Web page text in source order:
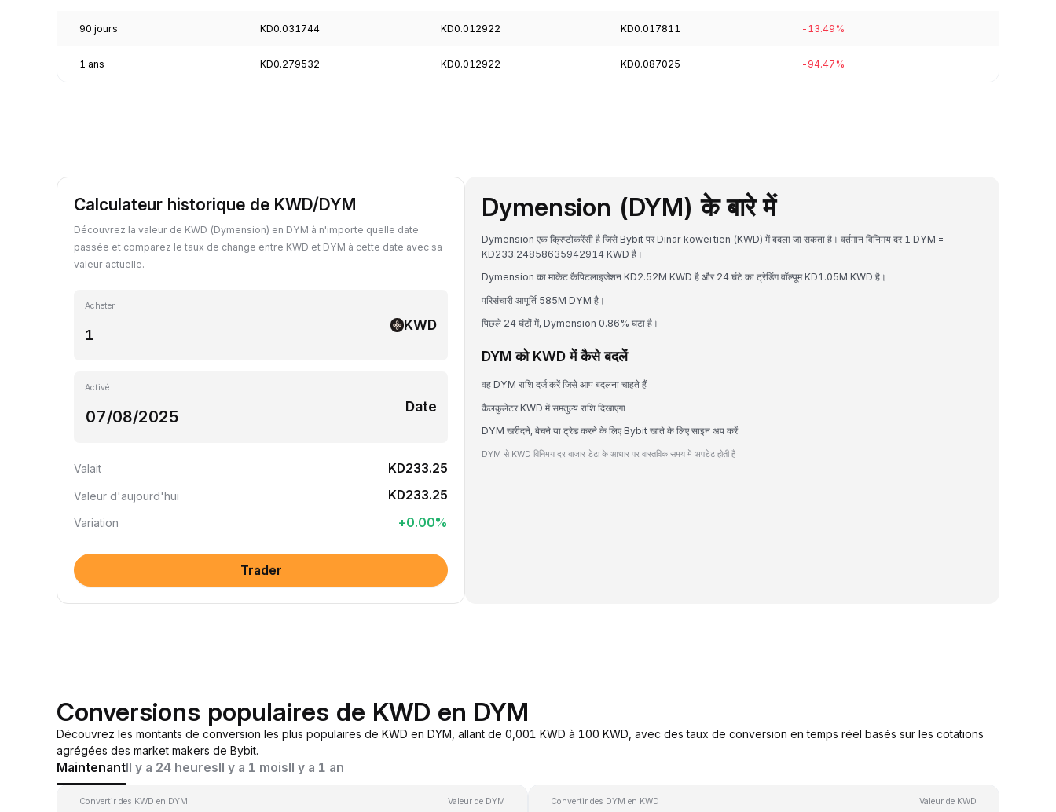
90 jours KD0.031744 KD0.012922 KD0.017811 -13.49%
1 ans KD0.279532 KD0.012922 KD0.087025 -94.47%
Calculateur historique de KWD/DYM
Découvrez la valeur de KWD (Dymension) en DYM à n'importe quelle date
passée et comparez le taux de change entre KWD et DYM à cette date avec sa
valeur actuelle.
Acheter
KWD
Activé
Date
Valait KD233.25
Valeur d'aujourd'hui KD233.25
Variation +0.00%
Trader
Dymension (DYM) के बारे में
Dymension एक क्रिप्टोकरेंसी है जिसे Bybit पर Dinar koweïtien (KWD) में बदला जा सकता है। वर्तमान विनिमय दर 1 DYM =
KD233.24858635942914 KWD है।
Dymension का मार्केट कैपिटलाइजेशन KD2.52M KWD है और 24 घंटे का ट्रेडिंग वॉल्यूम KD1.05M KWD है।
परिसंचारी आपूर्ति 585M DYM है।
पिछले 24 घंटों में, Dymension 0.86% घटा है।
DYM को KWD में कैसे बदलें
वह DYM राशि दर्ज करें जिसे आप बदलना चाहते हैं
कैलकुलेटर KWD में समतुल्य राशि दिखाएगा
DYM खरीदने, बेचने या ट्रेड करने के लिए Bybit खाते के लिए साइन अप करें
DYM से KWD विनिमय दर बाजार डेटा के आधार पर वास्तविक समय में अपडेट होती है।
Conversions populaires de KWD en DYM
Découvrez les montants de conversion les plus populaires de KWD en DYM, allant de 0,001 KWD à 100 KWD, avec des taux de conversion en temps réel basés sur les cotations
agrégées des market makers de Bybit.
MaintenantIl y a 24 heuresIl y a 1 moisIl y a 1 an
Convertir des KWD en DYM Valeur de DYM Convertir des DYM en KWD Valeur de KWD